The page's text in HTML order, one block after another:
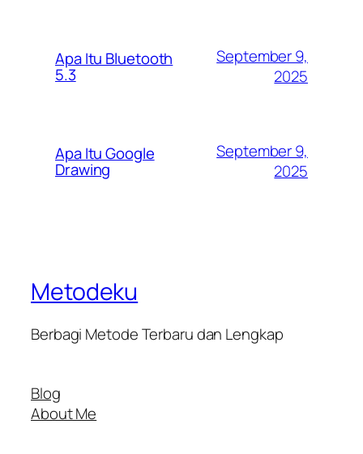
Apa Itu Bluetooth
5.3
September 9,
2025
Apa Itu Google
Drawing
September 9,
2025
Metodeku
Berbagi Metode Terbaru dan Lengkap
Blog
About Me